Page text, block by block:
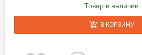
Товар в наличии
В КОРЗИНУ